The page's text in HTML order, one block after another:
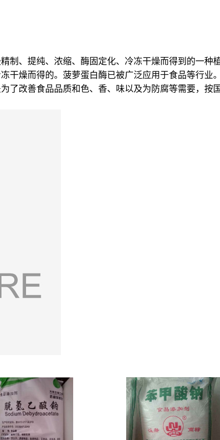
制、提纯、浓缩、酶固定化、冷冻干燥而得到的一种
干燥而得的。菠萝蛋白酶已被广泛应用于食品等行业
了改善食品品质和色、香、味以及为防腐等需要，按